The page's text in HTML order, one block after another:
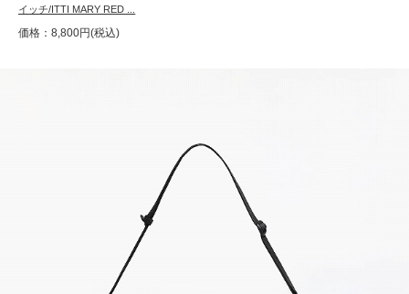
イッチ/ITTI MARY RED ...
価格：8,800円(税込)